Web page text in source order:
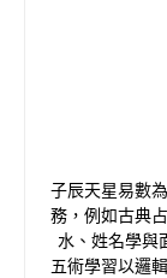
子辰天星易數
務，例如古典
水、姓名學與
五術學習以邏